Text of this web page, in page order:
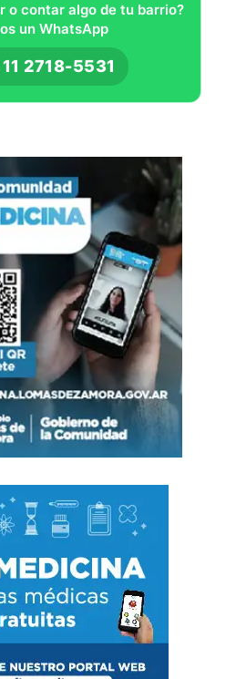
o contar algo de tu barrio?
un WhatsApp
2718-5531